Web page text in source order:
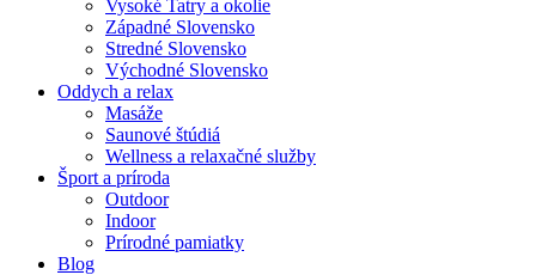
Vysoké Tatry a okolie
Západné Slovensko
Stredné Slovensko
Východné Slovensko
Oddych a relax
Masáže
Saunové štúdiá
Wellness a relaxačné služby
Šport a príroda
Outdoor
Indoor
Prírodné pamiatky
Blog